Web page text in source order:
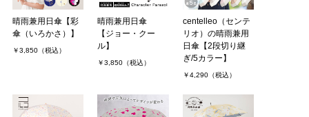
晴雨兼用日傘【彩
傘（いろかさ）】
￥3,850（税込）
晴雨兼用日傘
【ジョー・クー
ル】
￥3,850（税込）
centelleo（センテ
リオ）の晴雨兼用
日傘【2段切り継
ぎ/5カラー】
￥4,290（税込）